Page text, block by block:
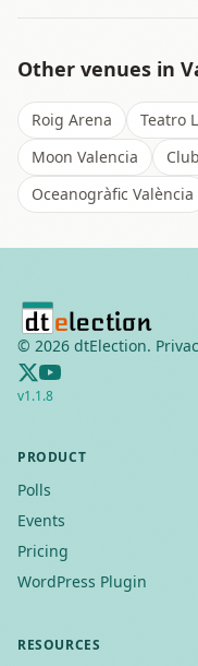
Other venues in
Roig Arena Teatro
Moon Valencia
Oceanogràfic València
© 2026 dtElection.
v1.1.8
PRODUCT
Polls
Events
Pricing
WordPress Plugin
RESOURCES